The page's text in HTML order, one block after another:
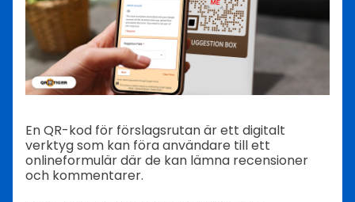
En QR-kod för förslagsrutan är ett digitalt
verktyg som kan föra användare till ett
onlineformulär där de kan lämna recensioner
och kommentarer.